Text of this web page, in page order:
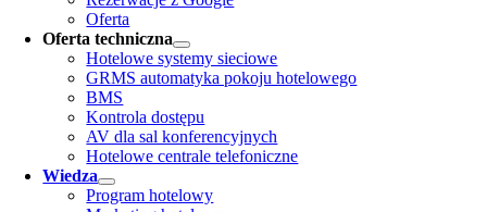
Oferta
Oferta techniczna
Hotelowe systemy sieciowe
GRMS automatyka pokoju hotelowego
BMS
Kontrola dostępu
AV dla sal konferencyjnych
Hotelowe centrale telefoniczne
Wiedza
Program hotelowy